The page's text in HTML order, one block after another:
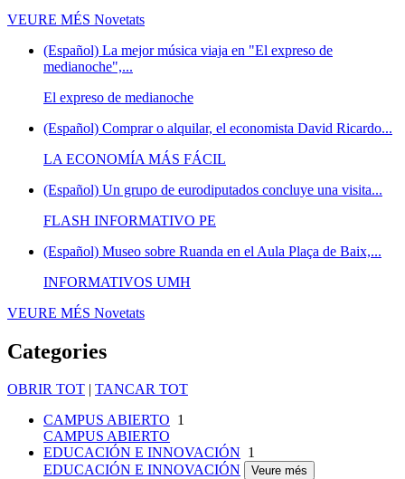
VEURE MÉS Novetats
(Español) La mejor música viaja en "El expreso de
medianoche",...
El expreso de medianoche
(Español) Comprar o alquilar, el economista David Ricardo...
LA ECONOMÍA MÁS FÁCIL
(Español) Un grupo de eurodiputados concluye una visita...
FLASH INFORMATIVO PE
(Español) Museo sobre Ruanda en el Aula Plaça de Baix,...
INFORMATIVOS UMH
VEURE MÉS Novetats
Categories
OBRIR TOT | TANCAR TOT
CAMPUS ABIERTO 1
CAMPUS ABIERTO
EDUCACIÓN E INNOVACIÓN 1
EDUCACIÓN E INNOVACIÓN
Veure més